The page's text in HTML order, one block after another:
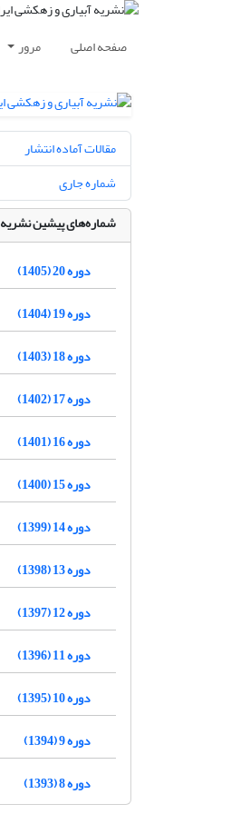
صفحه اصلی مرور
مقالات آماده انتشار
شماره جاری
شماره‌های پیشین نشریه
دوره 20 (1405)
دوره 19 (1404)
دوره 18 (1403)
دوره 17 (1402)
دوره 16 (1401)
دوره 15 (1400)
دوره 14 (1399)
دوره 13 (1398)
دوره 12 (1397)
دوره 11 (1396)
دوره 10 (1395)
دوره 9 (1394)
دوره 8 (1393)